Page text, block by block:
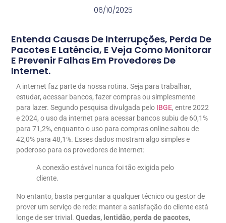
06/10/2025
Entenda Causas De Interrupções, Perda De
Pacotes E Latência, E Veja Como Monitorar
E Prevenir Falhas Em Provedores De
Internet.
A internet faz parte da nossa rotina. Seja para trabalhar,
estudar, acessar bancos, fazer compras ou simplesmente
para lazer. Segundo pesquisa divulgada pelo IBGE, entre 2022
e 2024, o uso da internet para acessar bancos subiu de 60,1%
para 71,2%, enquanto o uso para compras online saltou de
42,0% para 48,1%. Esses dados mostram algo simples e
poderoso para os provedores de internet:
A conexão estável nunca foi tão exigida pelo
cliente.
No entanto, basta perguntar a qualquer técnico ou gestor de
prover um serviço de rede: manter a satisfação do cliente está
longe de ser trivial.Quedas, lentidão, perda de pacotes,